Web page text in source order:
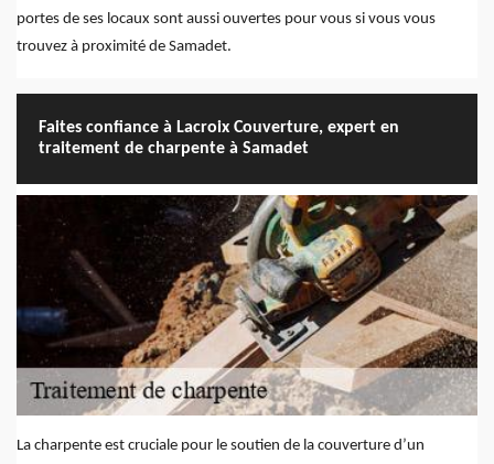
portes de ses locaux sont aussi ouvertes pour vous si vous vous
trouvez à proximité de Samadet.
Faites confiance à Lacroix Couverture, expert en
traitement de charpente à Samadet
La charpente est cruciale pour le soutien de la couverture d’un